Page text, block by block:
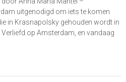
uitgenodigd om iets te komen
in Krasnapolsky gehouden wordt in
op Amsterdam, en vandaag